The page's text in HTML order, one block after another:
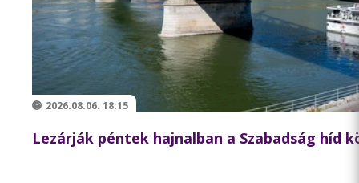
2026.08.06. 18:15
Lezárják péntek hajnalban a Szabadság híd